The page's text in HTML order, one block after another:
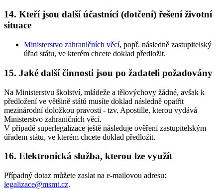
14. Kteří jsou další účastníci (dotčení) řešení životní
situace
Ministerstvo zahraničních věcí, popř. následně zastupitelský
úřad státu, ve kterém chcete doklad předložit.
15. Jaké další činnosti jsou po žadateli požadovány
Na Ministerstvu školství, mládeže a tělovýchovy žádné, avšak k
předložení ve většině států musíte doklad následně opatřit
mezinárodní doložkou pravosti - tzv. Apostille, kterou vydává
Ministerstvo zahraničních věcí.
V případě superlegalizace ještě následuje ověření zastupitelským
úřadem státu, ve kterém chcete doklad předložit.
16. Elektronická služba, kterou lze využít
Případný dotaz můžete zaslat na e-mailovou adresu:
legalizace@msmt.cz.